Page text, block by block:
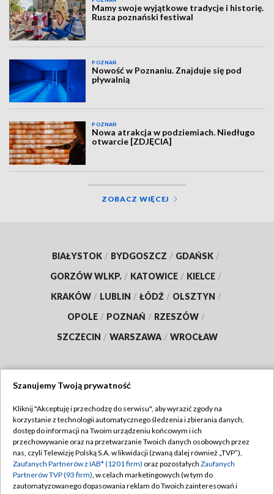
Mamy swoje wyjątkowe tradycje i historię.
Rusza poznański festiwal
POZNAŃ
Nowość w Poznaniu. Znajduje się pod
pływalnią
POZNAŃ
Nowa atrakcja w podziemiach. Niedługo
otwarcie [ZDJĘCIA]
ZOBACZ WIĘCEJ
BIAŁYSTOK / BYDGOSZCZ / GDAŃSK /
GORZÓW WLKP. / KATOWICE / KIELCE /
KRAKÓW / LUBLIN / ŁÓDŹ / OLSZTYN /
OPOLE / POZNAŃ / RZESZÓW /
SZCZECIN / WARSZAWA / WROCŁAW
TVP
Abonament TVP
Emisja w TVP
Centrum informacji TVP
Regulamin TVP
Polityka prywatności
Moje zgody
Szanujemy Twoją prywatność
Kliknij "Akceptuję i przechodzę do serwisu", aby wyrazić zgody na
korzystanie z technologii automatycznego śledzenia i zbierania danych,
dostęp do informacji na Twoim urządzeniu końcowym i ich
przechowywanie oraz na przetwarzanie Twoich danych osobowych przez
nas, czyli Telewizję Polską S.A. w likwidacji (zwaną dalej również „TVP”),
Zaufanych Partnerów z IAB* (1201 firm) oraz pozostałych Zaufanych
Partnerów TVP (93 firm), w celach marketingowych (w tym do
zautomatyzowanego dopasowania reklam do Twoich zainteresowań i